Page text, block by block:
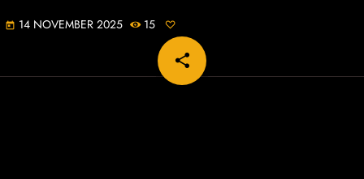
today 14 NOVEMBER 2025 15
share
email